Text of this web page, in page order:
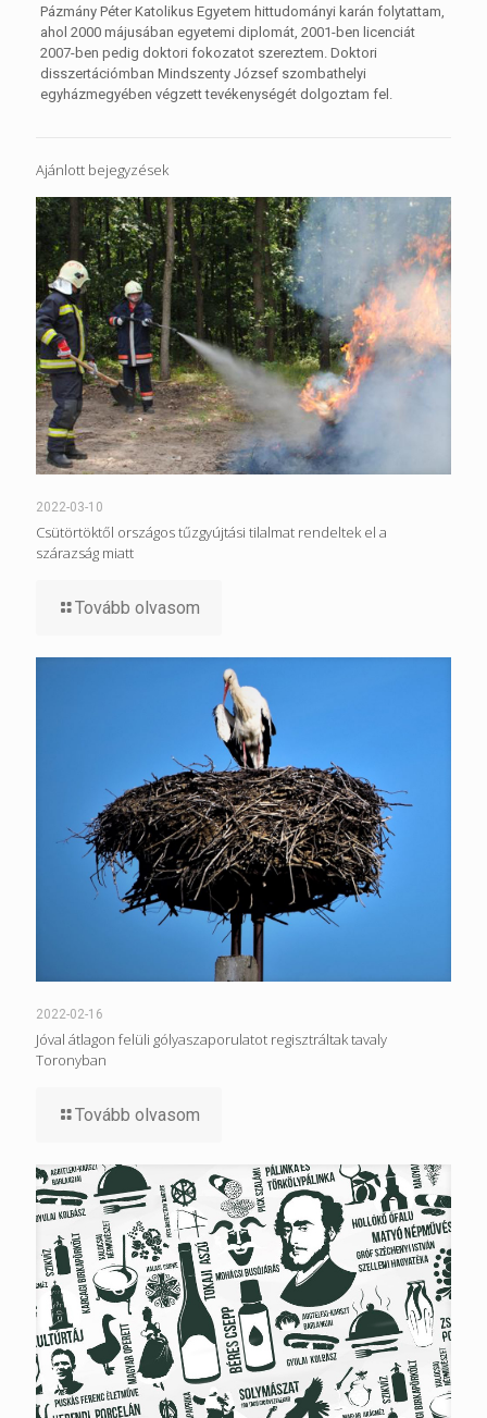
Pázmány Péter Katolikus Egyetem hittudományi karán folytattam,
ahol 2000 májusában egyetemi diplomát, 2001-ben licenciát
2007-ben pedig doktori fokozatot szereztem. Doktori
disszertációmban Mindszenty József szombathelyi
egyházmegyében végzett tevékenységét dolgoztam fel.
Ajánlott bejegyzések
2022-03-10
Csütörtöktől országos tűzgyújtási tilalmat rendeltek el a
szárazság miatt
Tovább olvasom
2022-02-16
Jóval átlagon felüli gólyaszaporulatot regisztráltak tavaly
Toronyban
Tovább olvasom